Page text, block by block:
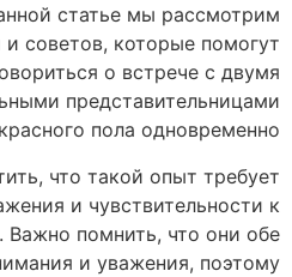
статье мы рассмотрим
и советов, которые помогут
о встрече с двумя
представительницами
пола одновременно.
что такой опыт требует
и чувствительности к
Важно помнить, что они обе
и уважения, поэтому